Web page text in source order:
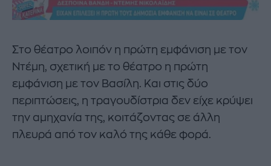
Στο θέατρο λοιπόν η πρώτη εμφάνιση με τον
Ντέμη, σχετική με το θέατρο η πρώτη
εμφάνιση με τον Βασίλη. Και στις δύο
περιπτώσεις, η τραγουδίστρια δεν είχε κρύψει
την αμηχανία της, κοιτάζοντας σε άλλη
πλευρά από τον καλό της κάθε φορά.